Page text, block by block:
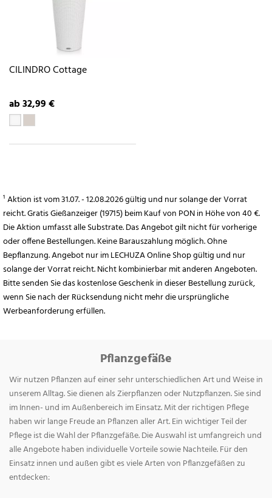
CILINDRO Cottage
ab 32,99 €
¹ Aktion ist vom 31.07. - 12.08.2026 gültig und nur solange der Vorrat
reicht. Gratis Gießanzeiger (19715) beim Kauf von PON in Höhe von 40 €.
Die Aktion umfasst alle Substrate. Das Angebot gilt nicht für vorherige
oder offene Bestellungen. Keine Barauszahlung möglich. Ohne
Bepflanzung. Angebot nur im LECHUZA Online Shop gültig und nur
solange der Vorrat reicht. Nicht kombinierbar mit anderen Angeboten.
Bitte senden Sie das kostenlose Geschenk in dieser Bestellung zurück,
wenn Sie nach der Rücksendung nicht mehr die ursprüngliche
Werbeanforderung erfüllen.
Pflanzgefäße
Wir nutzen Pflanzen auf einer sehr unterschiedlichen Art und Weise in
unserem Alltag. Sie dienen als Zierpflanzen oder Nutzpflanzen. Sie sind
im Innen- und im Außenbereich im Einsatz. Mit der richtigen Pflege
haben wir lange Freude an Pflanzen aller Art. Ein wichtiger Teil der
Pflege ist die Wahl der Pflanzgefäße. Die Auswahl ist umfangreich und
alle Angebote haben individuelle Vorteile sowie Nachteile. Für den
Einsatz innen und außen gibt es viele Arten von Pflanzgefäßen zu
entdecken: